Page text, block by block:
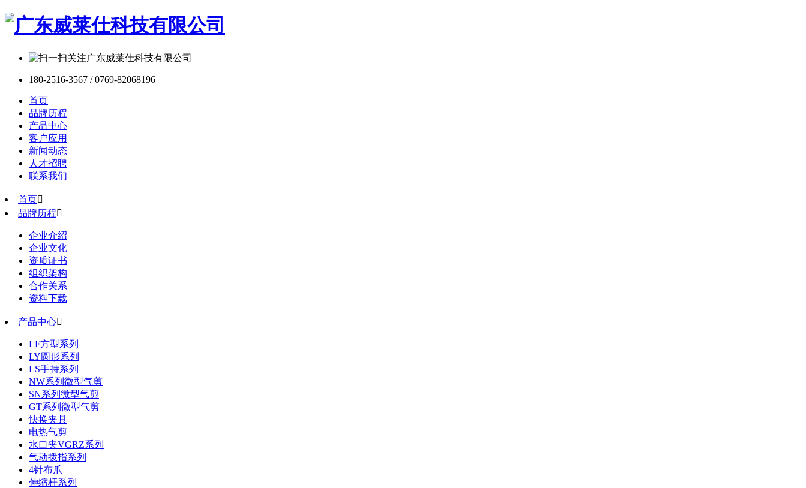
180-2516-3567 / 0769-82068196
首页
品牌历程
产品中心
客户应用
新闻动态
人才招聘
联系我们
首页
品牌历程
企业介绍
企业文化
资质证书
组织架构
合作关系
资料下载
产品中心
LF方型系列
LY圆形系列
LS手持系列
NW系列微型气剪
SN系列微型气剪
GT系列微型气剪
快换夹具
电热气剪
水口夹VGRZ系列
气动拨指系列
4针布爪
伸缩杆系列